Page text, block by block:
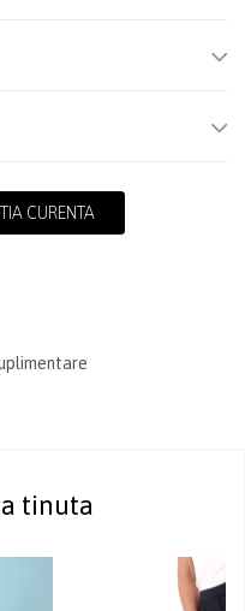
CURENTA
tinuta